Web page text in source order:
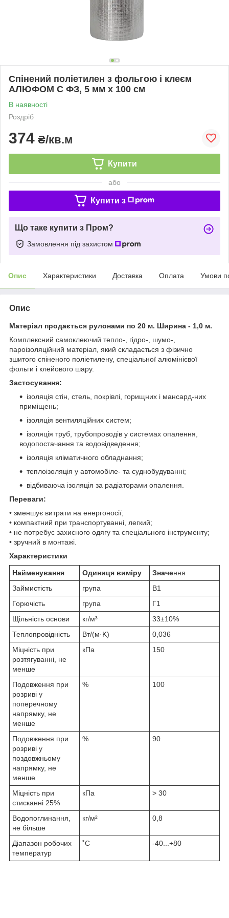
Спінений поліетилен з фольгою і клеєм
АЛЮФОМ С ФЗ, 5 мм х 100 см
В наявності
Роздріб
374 ₴/кв.м
Купити
або
Купити з
Що таке купити з Пром?
Замовлення під захистом
Опис Характеристики Доставка Оплата Умови
Опис
Матеріал продається рулонами по 20 м. Ширина - 1,0 м.
Комплексний самоклеючий тепло-, гідро-, шумо-,
пароізоляційний матеріал, який складається з фізично
зшитого спіненого поліетилену, спеціальної алюмінієвої
фольги і клейового шару.
Застосування:
ізоляція стін, стель, покрівлі, горищних і мансард-них
приміщень;
ізоляція вентиляційних систем;
ізоляція труб, трубопроводів у системах опалення,
водопостачання та водовідведення;
ізоляція кліматичного обладнання;
теплоізоляція у автомобіле- та суднобудуванні;
відбиваюча ізоляція за радіаторами опалення.
Переваги:
• зменшує витрати на енергоносії;
• компактний при транспортуванні, легкий;
• не потребує захисного одягу та спеціального інструменту;
• зручний в монтажі.
Характеристики
Найменування Одиниця виміру Значення
Займистість
група
В1
Горючість
група
Г1
Щільність основи
кг/м³
33±10%
Теплопровідність
Вт/(м·K)
0,036
Міцність при
розтягуванні, не
менше
кПа 150
Подовження при
розриві у
поперечному
напрямку, не
менше
% 100
Подовження при
розриві у
поздовжньому
напрямку, не
менше
% 90
Міцність при
стисканні 25%
кПа > 30
Водопоглинання,
не більше
кг/м² 0,8
Діапазон робочих
температур
˚С -40...+80